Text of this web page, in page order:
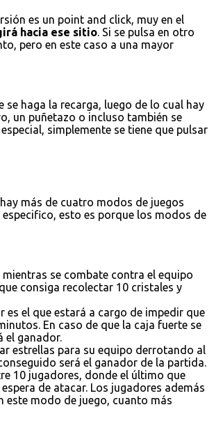
es un point and click, muy en el
hacia ese sitio. Si se pulsa en otro
pero en este caso a una mayor
haga la recarga, luego de lo cual hay
un puñetazo o incluso también se
simplemente se tiene que pulsar
más de cuatro modos de juegos
esto es porque los modos de
mientras se combate contra el equipo
consiga recolectar 10 cristales y
es el que estará a cargo de impedir que
En caso de que la caja fuerte se
el ganador.
estrellas para su equipo derrotando al
será el ganador de la partida.
10 jugadores, donde el último que
de atacar. Los jugadores además
este modo de juego, cuanto más